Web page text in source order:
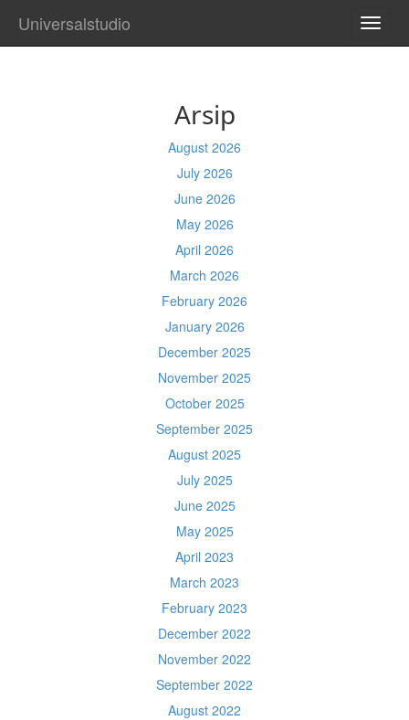
Universalstudio
Arsip
August 2026
July 2026
June 2026
May 2026
April 2026
March 2026
February 2026
January 2026
December 2025
November 2025
October 2025
September 2025
August 2025
July 2025
June 2025
May 2025
April 2023
March 2023
February 2023
December 2022
November 2022
September 2022
August 2022